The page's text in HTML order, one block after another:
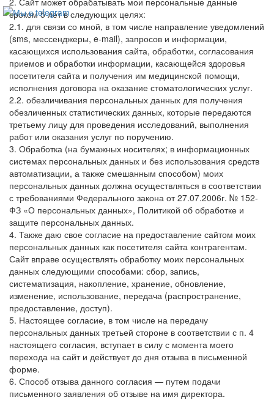
сроком 5 лет в следующих целях:
2.1. для связи со мной, в том числе направление уведомлений
(sms, мессенджеры, e-mail), запросов и информации,
касающихся использования сайта, обработки, согласования
приемов и обработки информации, касающейся здоровья
посетителя сайта и получения им медицинской помощи,
исполнения договора на оказание стоматологических услуг.
2.2. обезличивания персональных данных для получения
обезличенных статистических данных, которые передаются
третьему лицу для проведения исследований, выполнения
работ или оказания услуг по поручению.
3. Обработка (на бумажных носителях; в информационных
системах персональных данных и без использования средств
автоматизации, а также смешанным способом) моих
персональных данных должна осуществляться в соответствии
с требованиями Федерального закона от 27.07.2006г. № 152-
ФЗ «О персональных данных», Политикой об обработке и
защите персональных данных.
4. Также даю свое согласие на предоставление сайтом моих
персональных данных как посетителя сайта контрагентам.
Сайт вправе осуществлять обработку моих персональных
данных следующими способами: сбор, запись,
систематизация, накопление, хранение, обновление,
изменение, использование, передача (распространение,
предоставление, доступ).
5. Настоящее согласие, в том числе на передачу
персональных данных третьей стороне в соответствии с п. 4
настоящего согласия, вступает в силу с момента моего
перехода на сайт и действует до дня отзыва в письменной
форме.
6. Способ отзыва данного согласия — путем подачи
письменного заявления об отзыве на имя директора.